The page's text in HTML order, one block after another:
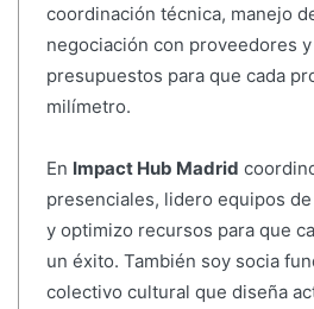
coordinación técnica, manejo
negociación con proveedores
presupuestos para que cada
milímetro.
En Impact Hub Madrid
presenciales, lidero equipos
y optimizo recursos para que
un éxito. También soy socia
colectivo cultural que diseña